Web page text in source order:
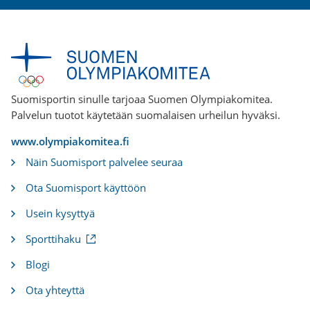
Suomisportin sinulle tarjoaa Suomen Olympiakomitea.
Palvelun tuotot käytetään suomalaisen urheilun hyväksi.
www.olympiakomitea.fi
Näin Suomisport palvelee seuraa
Ota Suomisport käyttöön
Usein kysyttyä
Sporttihaku(
o
i
Blogi
Ota yhteyttä